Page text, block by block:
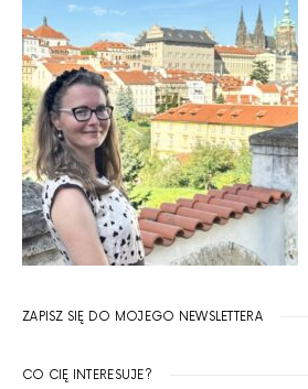
ZAPISZ SIĘ DO MOJEGO NEWSLETTERA
CO CIĘ INTERESUJE?